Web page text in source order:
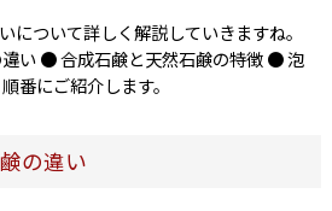
について詳しく解説していきますね。
い ● 合成石鹸と天然石鹸の特徴 ● 泡
番にご紹介します。
の違い